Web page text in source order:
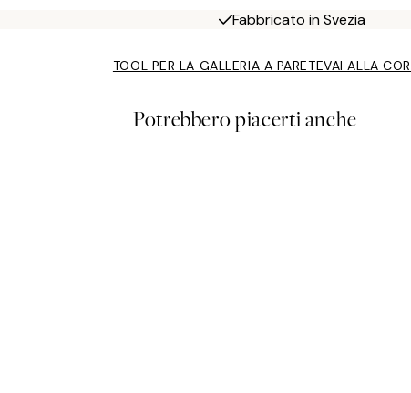
Fabbricato in Svezia
TOOL PER LA GALLERIA A PARETEVAI ALLA
Potrebbero piacerti anche